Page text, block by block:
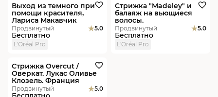
Выход из темного при
помощи красителя,
Лариса Макавчик
Продвинутый 5.0
Бесплатно
L'Oréal Pro
Стрижка "Madeley" и
балаяж на вьющиеся
волосы.
Продвинутый 5.0
Бесплатно
L'Oréal Pro
Стрижка Overcut /
Оверкат. Лукас Оливье
Клозель. Франция
Продвинутый 5.0